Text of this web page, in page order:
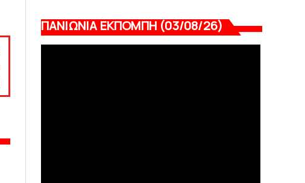
ΠΑΝΙΩΝΙΑ ΕΚΠΟΜΠΗ (03/08/26)